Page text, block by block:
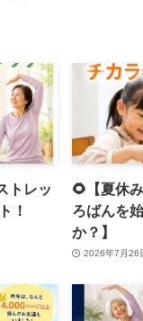
トレッ
！
🌻【夏休
ろばんを
か？】
2026年7月26